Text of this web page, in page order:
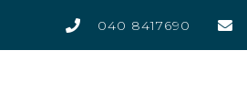
040 8417690